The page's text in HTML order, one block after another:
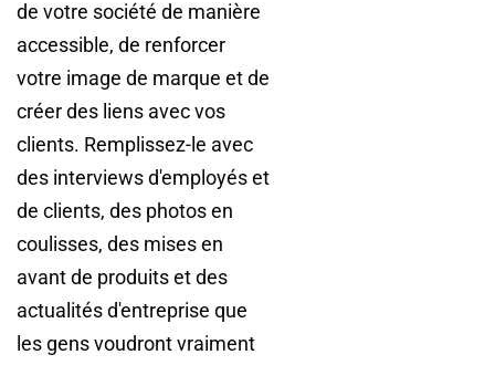
de votre société de manière
accessible, de renforcer
votre image de marque et de
créer des liens avec vos
clients. Remplissez-le avec
des interviews d'employés et
de clients, des photos en
coulisses, des mises en
avant de produits et des
actualités d'entreprise que
les gens voudront vraiment